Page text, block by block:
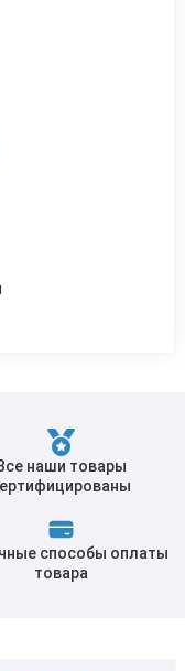
наши товары
способы оплаты
товара